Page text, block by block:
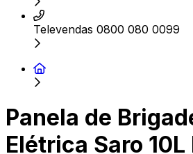
Televendas 0800 080 0099
Panela de
Elétrica Saro